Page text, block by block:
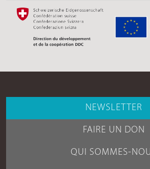
NEWSLETTER
FAIRE UN DON
QUI SOMMES-